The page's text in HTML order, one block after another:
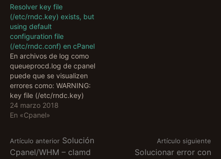
Resolver key file
(/etc/rndc.key) exists, but
using default
configuration file
(/etc/rndc.conf) en cPanel
En archivos de log como
queueprocd.log de cpanel
puede que se visualizen
errores como: WARNING:
key file (/etc/rndc.key)
exists, but using default
configuration file
debe a que se carga de
forma duplicada la clave
24 marzo 2018
En «Cpanel»
Seguir
Artículo anterior Solución
Cpanel/WHM – clamd
Artículo siguiente
Solucionar error con